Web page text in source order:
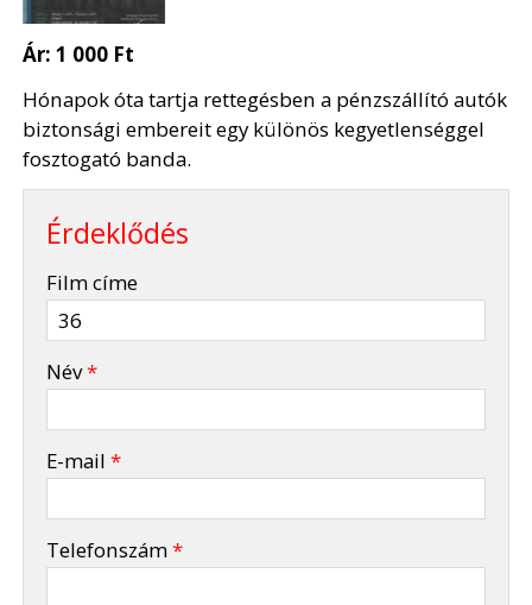
Ár:1 000 Ft
Hónapok óta tartja rettegésben a pénzszállító autók
biztonsági embereit egy különös kegyetlenséggel
fosztogató banda.
Érdeklődés
Film címe
Név*
E-mail*
Telefonszám*